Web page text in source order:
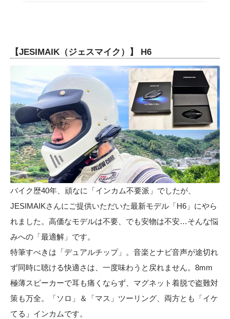
【JESIMAIK（ジェスマイク）】 H6
バイク歴40年、頑なに「インカム不要派」でしたが、
JESIMAIKさんにご提供いただいた最新モデル「H6」にやら
れました。高価なモデルは不要、でも安物は不安…そんな悩
みへの「最適解」です。
特筆すべきは「デュアルチップ」。音楽とナビ音声が途切れ
ず同時に聴ける快適さは、一度味わうと戻れません。8mm
極薄スピーカーで耳も痛くならず、マグネット着脱で盗難対
策も万全。「ソロ」＆「マス」ツーリング、両方とも「イケ
てる」インカムです。